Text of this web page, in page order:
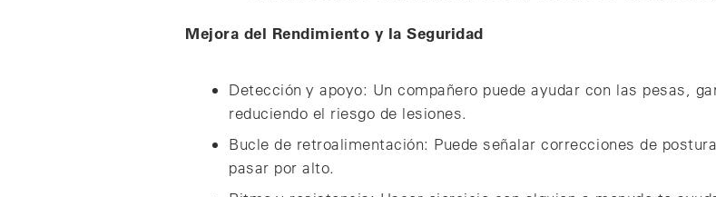
Mejora del Rendimiento y la Seguridad
Detección y apoyo: Un compañero puede ayudar con las pesas,
reduciendo el riesgo de lesiones.
Bucle de retroalimentación: Puede señalar correcciones de
pasar por alto.